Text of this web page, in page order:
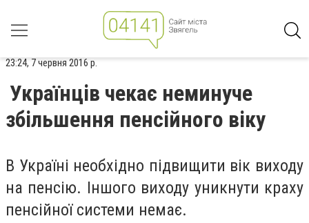
23:24, 7 червня 2016 р.
Українців чекає неминуче
збільшення пенсійного віку
В Україні необхідно підвищити вік виходу
на пенсію. Іншого виходу уникнути краху
пенсійної системи немає.